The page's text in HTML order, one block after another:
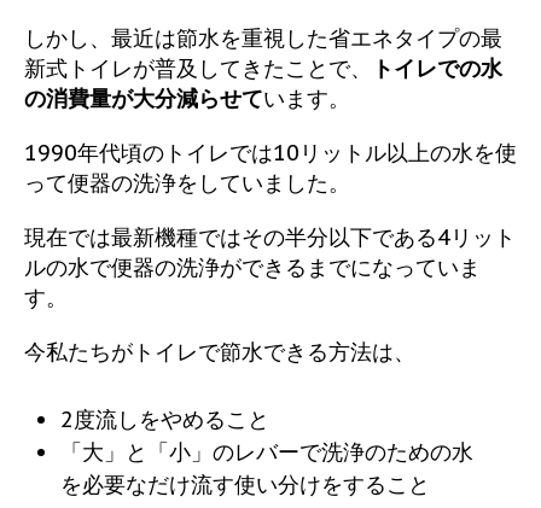
しかし、最近は節水を重視した省エネタイプの最
新式トイレが普及してきたことで、
トイレでの水
の消費量が大分減らせています。
1990年代頃のトイレでは10リットル以上の水を使
って便器の洗浄をしていました。
現在では最新機種ではその半分以下である4リット
ルの水で便器の洗浄ができるまでになっていま
す。
今私たちがトイレで節水できる方法は、
2度流しをやめること
「大」と「小」のレバーで洗浄のための水
を必要なだけ流す使い分けをすること